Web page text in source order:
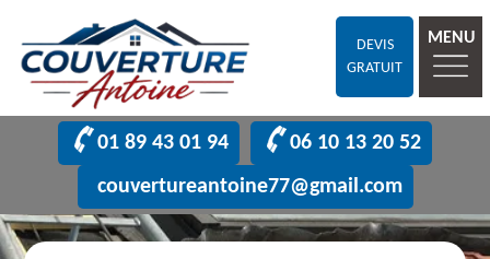
DEVIS
GRATUIT
MENU
01 89 43 01 94
06 10 13 20 52
couvertureantoine77@gmail.com